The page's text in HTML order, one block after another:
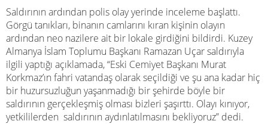
Saldırının ardından polis olay yerinde inceleme başlattı.
Görgü tanıkları, binanın camlarını kıran kişinin olayın
ardından neo nazilere ait bir lokale girdiğini bildirdi. Kuzey
Almanya İslam Toplumu Başkanı Ramazan Uçar saldırıyla
ilgili yaptığı açıklamada, “Eski Cemiyet Başkanı Murat
Korkmaz’ın fahri vatandaş olarak seçildiği ve şu ana kadar hiç
bir huzursuzluğun yaşanmadığı bir şehirde böyle bir
saldırının gerçekleşmiş olması bizleri şaşırttı. Olayı kınıyor,
yetkililerden saldırının aydınlatılmasını bekliyoruz” dedi.